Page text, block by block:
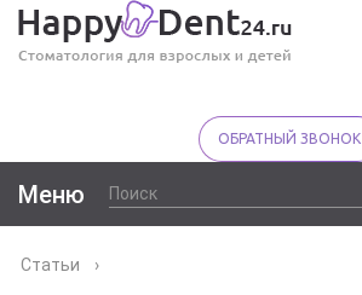
ОБРАТНЫЙ ЗВОНОК
Меню
Статьи ›